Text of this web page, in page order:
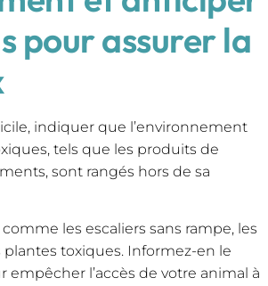
pour assurer la
indiquer que l’environnement
tels que les produits de
sont rangés hors de sa
les escaliers sans rampe, les
toxiques. Informez-en le
l’accès de votre animal à